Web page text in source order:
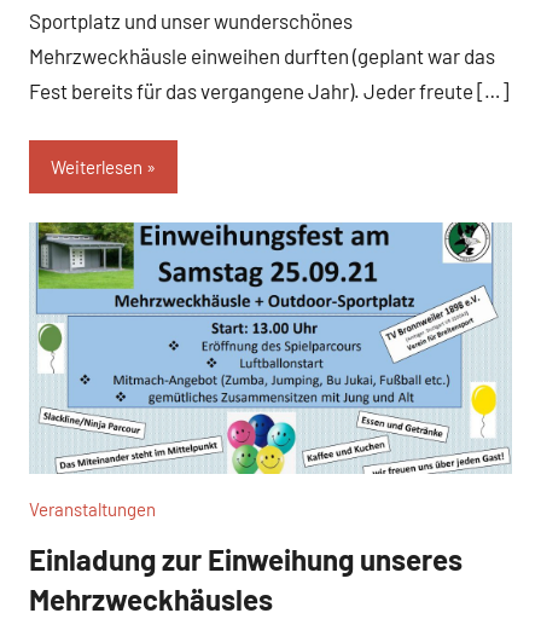
Sportplatz und unser wunderschönes
Mehrzweckhäusle einweihen durften (geplant war das
Fest bereits für das vergangene Jahr). Jeder freute […]
Weiterlesen
Veranstaltungen
Einladung zur Einweihung unseres
Mehrzweckhäusles